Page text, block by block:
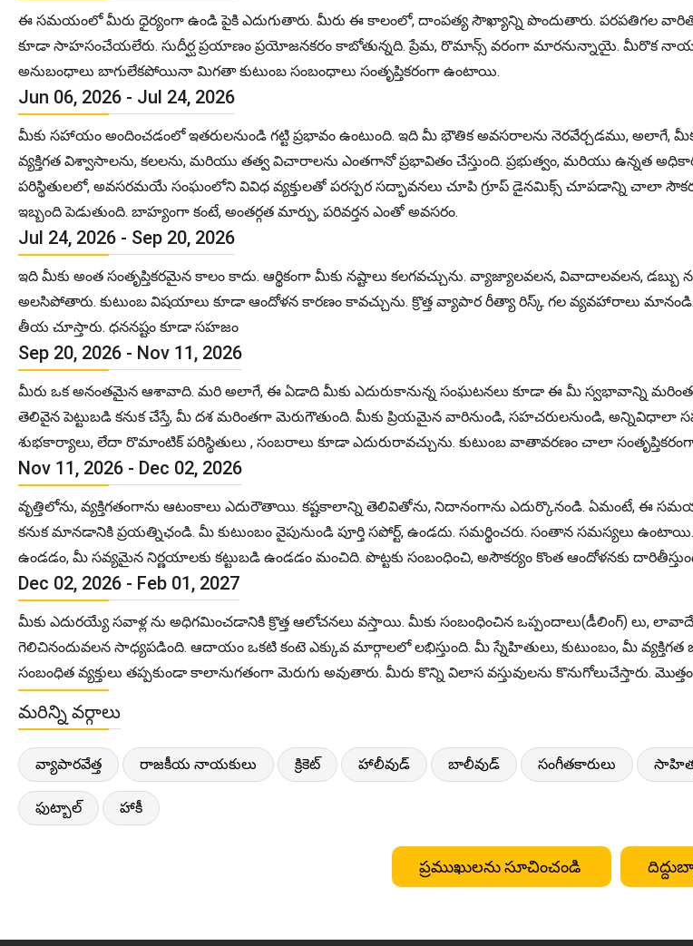
ఈ సమయంలో మీరు ధైర్యంగా ఉండి పైకి ఎదుగుతారు. మీరు ఈ కాలంలో, దాంపత్య సౌఖ్యాన్ని పొందుతారు. పరపతిగల
కూడా సాహసంచేయలేరు. సుదీర్ఘ ప్రయాణం ప్రయోజనకరం కాబోతున్నది. ప్రేమ, రొమాన్స్ వరంగా మారనున్నాయై. మీరొక
అనుబంధాలు బాగులేకపోయినా మిగతా కుటుంబ సంబంధాలు సంతృప్తికరంగా ఉంటాయి.
Jun 06, 2026 - Jul 24, 2026
మీకు సహాయం అందించడంలో ఇతరులనుండి గట్టి ప్రభావం ఉంటుంది. ఇది మీ భౌతిక అవసరాలను నెరవేర్చడము, అలాగే, మీకు
వ్యక్తిగత విశ్వాసాలను, కలలను, మరియు తత్వ విచారాలను ఎంతగానో ప్రభావితం చేస్తుంది. ప్రభుత్వం, మరియు ఉన్నత
పరిస్థితులలో, అవసరమయే సంఘంలోని వివిధ వ్యక్తులతో పరస్పర సద్భావనలు చూపి గ్రూప్ డైనమిక్స్ చూపడాన్ని చాలా
ఇబ్బంది పెడుతుంది. బాహ్యంగా కంటే, అంతర్గత మార్పు, పరివర్తన ఎంతో అవసరం.
Jul 24, 2026 - Sep 20, 2026
ఇది మీకు అంత సంతృప్తికరమైన కాలం కాదు. ఆర్థికంగా మీకు నష్టాలు కలగవచ్చును. వ్యాజ్యాలవలన, వివాదాలవలన,
అలసిపోతారు. కుటుంబ విషయాలు కూడా ఆందోళన కారణం కావచ్చును. క్రొత్త వ్యాపార రీత్యా రిస్క్ గల వ్యవహారాలు
తీయ చూస్తారు. ధననష్టం కూడా సహజం
Sep 20, 2026 - Nov 11, 2026
మీరు ఒక అనంతమైన ఆశావాది. మరి అలాగే, ఈ ఏడాది మీకు ఎదురుకానున్న సంఘటనలు కూడా ఈ మీ స్వభావాన్ని
తెలివైన పెట్టుబడి కనుక చేస్తే, మీ దశ మరింతగా మెరుగౌతుంది. మీకు ప్రియమైన వారినుండి, సహచరులనుండి,
శుభకార్యాలు, లేదా రొమాంటిక్ పరిస్థితులు , సంబరాలు కూడా ఎదురురావచ్చును. కుటుంబ వాతావరణం చాలా
Nov 11, 2026 - Dec 02, 2026
వృత్తిలోను, వ్యక్తిగతంగాను ఆటంకాలు ఎదురౌతాయి. కష్టకాలాన్ని తెలివితోను, నిదానంగాను ఎదుర్కొనండి. ఏమంటే, ఈ
కనుక మానడానికి ప్రయత్నిఛండి. మీ కుటుంబం వైపునుండి పూర్తి సపోర్ట్, ఉండదు. సమర్థించరు. సంతాన సమస్యలు
ఉండడం, మీ సవ్యమైన నిర్ణయాలకు కట్టుబడి ఉండడం మంచిది. పొట్టకు సంబంధించి, అసౌకర్యం కొంత ఆందోళనకు
Dec 02, 2026 - Feb 01, 2027
మీకు ఎదురయ్యే సవాళ్ల ను అధిగమించడానికి క్రొత్త ఆలోచనలు వస్తాయి. మీకు సంబంధించిన ఒప్పందాలు(డీలింగ్)
గెలిచినందువలన సాధ్యపడింది. ఆదాయం ఒకటి కంటె ఎక్కువ మార్గాలలో లభిస్తుంది. మీ స్నేహితులు, కుటుంబం, మీ
సంబంధిత వ్యక్తులు తప్పకుండా కాలానుగతంగా మెరుగు అవుతారు. మీరు కొన్ని విలాస వస్తువులను కొనుగోలుచేస్తారు.
మరిన్ని వర్గాలు
వ్యాపారవేత్త రాజకీయ నాయకులు క్రికెట్ హాలీవుడ్ బాలీవుడ్ సంగీతకారులు
ఫుట్బాల్ హాకీ
ప్రముఖులను సూచించండి